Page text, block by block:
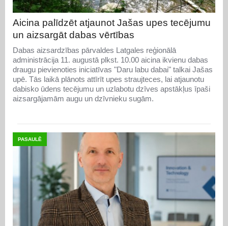
Aicina palīdzēt atjaunot Jašas upes tecējumu
un aizsargāt dabas vērtības
Dabas aizsardzības pārvaldes Latgales reģionālā
administrācija 11. augustā plkst. 10.00 aicina ikvienu dabas
draugu pievienoties iniciatīvas "Daru labu dabai" talkai Jašas
upē. Tās laikā plānots attīrīt upes straujteces, lai atjaunotu
dabisko ūdens tecējumu un uzlabotu dzīves apstākļus īpaši
aizsargājamām augu un dzīvnieku sugām.
PASAULĒ